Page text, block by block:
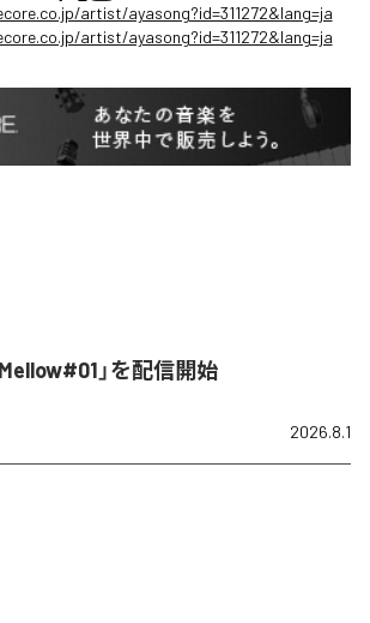
artist/ayasong?id=311272&lang=ja
artist/ayasong?id=311272&lang=ja
」を配信開始
2026.8.1